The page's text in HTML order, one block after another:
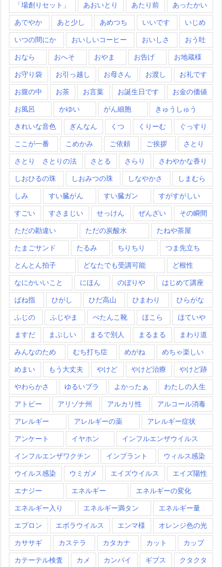
「場創りセット」 あおいとり あたり前 あったかい
あでやか あと少し あめつち いいです いじめ
いつの間にか おいしいコーヒー おいしさ おう吐
おなら おへそ おやま お告げ お地蔵様
お守り袋 お引っ越し お母さん お渡し お礼です
お腹の中 お茶 お言葉 お誕生日です お金の価値
お風呂 かゆい がん細胞 きゅうしゅう
きれいな音色 ぎんなん くつ くりーむ ぐっすり
ここが一番 こめかみ ご依頼 ご挨拶 さとり
さとり さとりの法 さとる さらり さわやかな香り
しおひるの珠 しおみつの珠 しなやかさ しまむら
しみ すい臓がん すい臓ガン すがすがしい
すごい すさまじい せっけん ぜんざい その瞬間
ただの勘違い ただの炭酸水 たねや茶屋
たまごサンド たるみ ちりちり つま先立ち
とんとん拍子 どなたでも受講可能 ど根性
なにかいいこと にほん のぼりや はじめて講座
ばね指 ひがし ひだ高山 ひまわり ひらがな
ふじの ふじやま ぺたんこ靴 ほこら ほていや
ますだ まぶしい まるで別人 まるまる まわり道
みんなのため むち打ち症 めがね めちゃ楽しい
めまい もう大丈夫 やけど やけど治療 やけど跡
やわらかさ ゆるいブラ よかったぁ わたしの人生
アトピー アリゾナ州 アルカリ性 アルコール消毒
アレルギー アレルギーの薬 アレルギー症状
アンケート イヤホン インフルエンザウイルス
インフルエンザワクチン インプラント ウィルス感染
ウイルス感染 ウミガメ エイズウイルス エイズ陽性
エナジー エネルギー エネルギーの変化
エネルギー入り エネルギー満タン エネルギー量
エプロン エボラウイルス エンマ様 オレンジ色の光
カササギ カステラ カタカナ カット カップ
カテーテル検査 カメ カンパイ ギブス クタクタ